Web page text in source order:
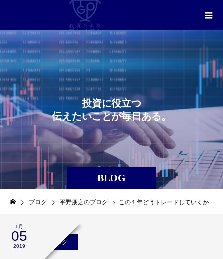
BLOG
投資に役立つ
伝え たいことが毎日ある。
ブログ 平野朋之のブログ この１年どうトレードしていくか
1月
05
2019
平野朋之のブログ